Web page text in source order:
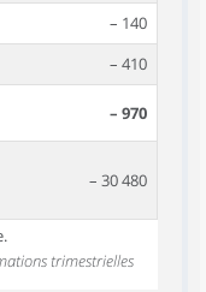
– 140
– 410
– 970
– 30 480
trimestrielles